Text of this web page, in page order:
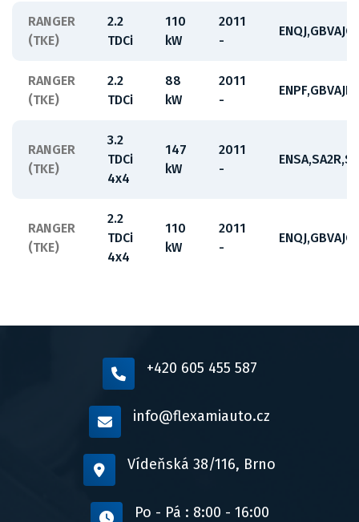
RANGER
(TKE)
2.2
TDCi
110
kW
2011
-
ENQJ,GBVAJQJ
RANGER
(TKE)
2.2
TDCi
88
kW
2011
-
ENPF,GBVAJPF
RANGER
(TKE)
3.2
TDCi
4x4
147
kW
2011
-
RANGER
(TKE)
2.2
TDCi
4x4
110
kW
2011
-
ENQJ,GBVAJQJ
+420 605 455 587
info@flexamiauto.cz
Vídeňská 38/116, Brno
Po - Pá : 8:00 - 16:00